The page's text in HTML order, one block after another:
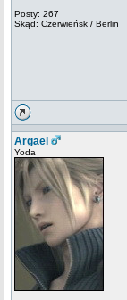
Posty: 267
Skąd: Czerwieńsk / Berlin
Argael
Yoda